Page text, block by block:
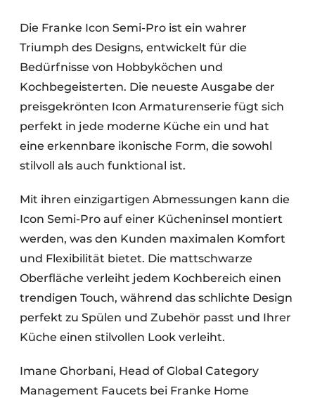
Die Franke Icon Semi-Pro ist ein wahrer
Triumph des Designs, entwickelt für die
Bedürfnisse von Hobbyköchen und
Kochbegeisterten. Die neueste Ausgabe der
preisgekrönten Icon Armaturenserie fügt sich
perfekt in jede moderne Küche ein und hat
eine erkennbare ikonische Form, die sowohl
stilvoll als auch funktional ist.
Mit ihren einzigartigen Abmessungen kann die
Icon Semi-Pro auf einer Kücheninsel montiert
werden, was den Kunden maximalen Komfort
und Flexibilität bietet. Die mattschwarze
Oberfläche verleiht jedem Kochbereich einen
trendigen Touch, während das schlichte Design
perfekt zu Spülen und Zubehör passt und Ihrer
Küche einen stilvollen Look verleiht.
Imane Ghorbani, Head of Global Category
Management Faucets bei Franke Home